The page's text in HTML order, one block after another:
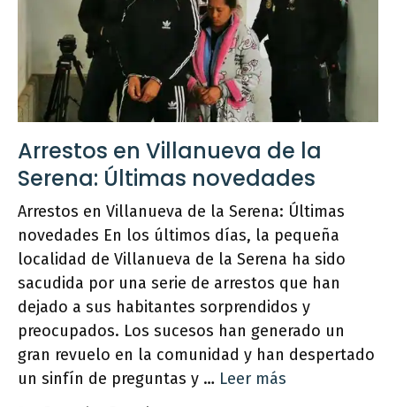
Arrestos en Villanueva de la
Serena: Últimas novedades
Arrestos en Villanueva de la Serena: Últimas
novedades En los últimos días, la pequeña
localidad de Villanueva de la Serena ha sido
sacudida por una serie de arrestos que han
dejado a sus habitantes sorprendidos y
preocupados. Los sucesos han generado un
gran revuelo en la comunidad y han despertado
un sinfín de preguntas y … Leer más